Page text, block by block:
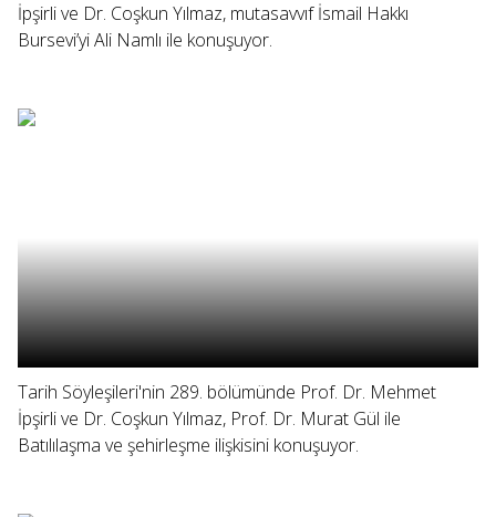
İpşirli ve Dr. Coşkun Yılmaz, mutasavvıf İsmail Hakkı
Bursevi’yi Ali Namlı ile konuşuyor.
Tarih Söyleşileri'nin 289. bölümünde Prof. Dr. Mehmet
İpşirli ve Dr. Coşkun Yılmaz, Prof. Dr. Murat Gül ile
Batılılaşma ve şehirleşme ilişkisini konuşuyor.